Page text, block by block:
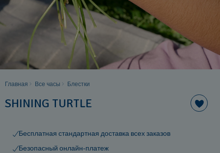
Главная Все часы Блестки
SHINING TURTLE
Бесплатная стандартная доставка всех заказов
Безопасный онлайн-платеж